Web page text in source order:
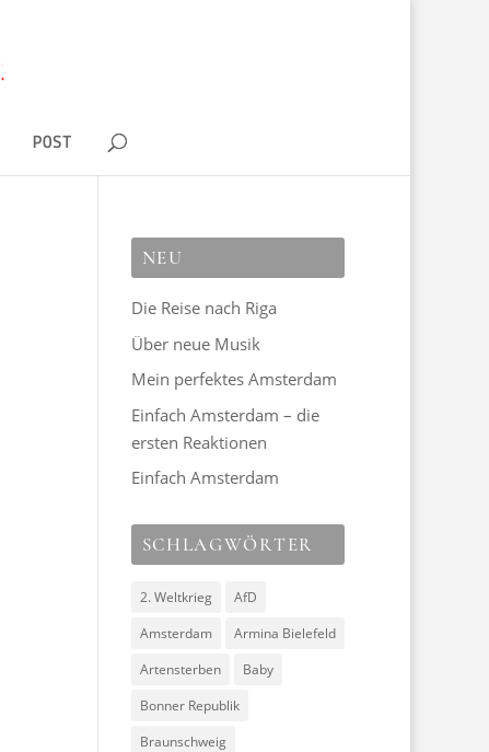
POST
NEU
Die Reise nach Riga
Über neue Musik
Mein perfektes Amsterdam
Einfach Amsterdam – die
ersten Reaktionen
Einfach Amsterdam
SCHLAGWÖRTER
2. Weltkrieg
AfD
Amsterdam
Armina Bielefeld
Artensterben
Baby
Bonner Republik
Braunschweig